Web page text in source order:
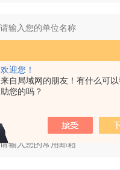
欢迎您！
来自局域网的朋友！有什么可
助您的吗？